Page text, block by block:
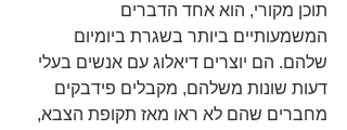
תוכן מקורי, הוא אחד הדברים
המשמעותיים ביותר בשגרת ביומיום
שלהם. הם יוצרים דיאלוג עם אנשים בעלי
דעות שונות משלהם, מקבלים פידבקים
מחברים שהם לא ראו מאז תקופת הצבא,